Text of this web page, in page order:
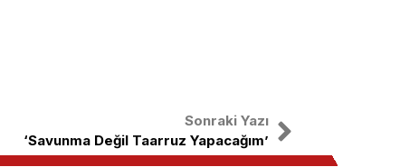
Sonraki Yazı
‘Savunma Değil Taarruz Yapacağım’